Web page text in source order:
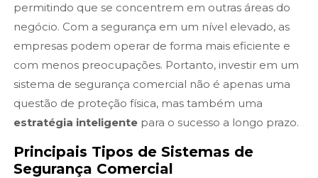
permitindo que se concentrem em outras áreas do
negócio. Com a segurança em um nível elevado, as
empresas podem operar de forma mais eficiente e
com menos preocupações. Portanto, investir em um
sistema de segurança comercial não é apenas uma
questão de proteção física, mas também uma
estratégia inteligente para o sucesso a longo prazo.
Principais Tipos de Sistemas de
Segurança Comercial